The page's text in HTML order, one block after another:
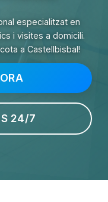
especialitzat en
i visites a domicili.
a Castellbisbal!
24/7